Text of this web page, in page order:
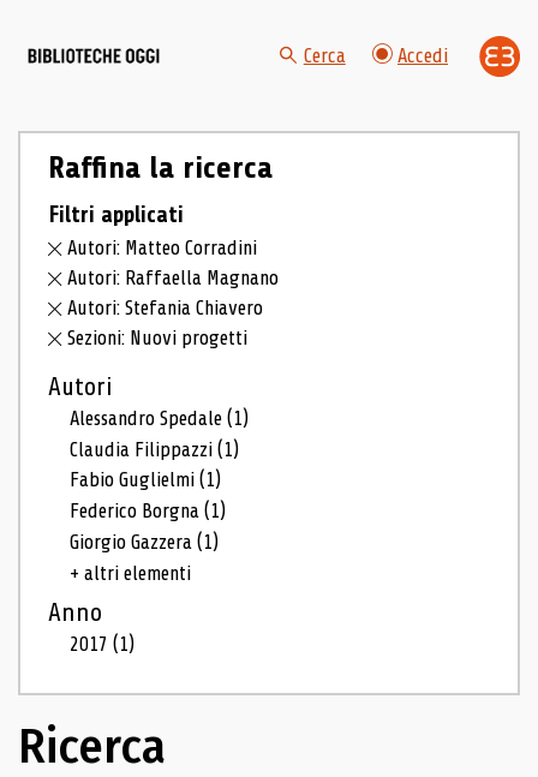
Cerca Accedi
Raffina la ricerca
Filtri applicati
Autori: Matteo Corradini
Autori: Raffaella Magnano
Autori: Stefania Chiavero
Sezioni: Nuovi progetti
Autori
Alessandro Spedale(1)
Claudia Filippazzi(1)
Fabio Guglielmi(1)
Federico Borgna(1)
Giorgio Gazzera(1)
+ altri elementi
Anno
2017(1)
Ricerca